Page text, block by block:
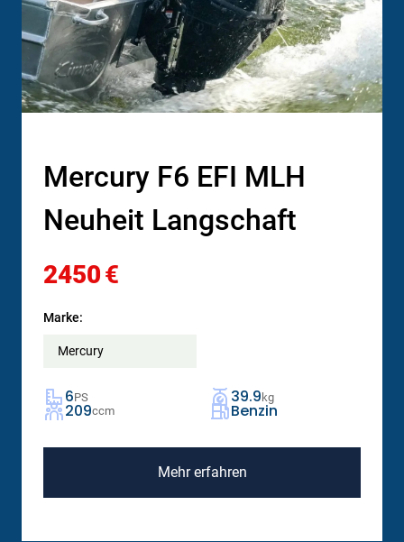
Mercury F6 EFI MLH
Neuheit Langschaft
2450€
Marke:
Mercury
6PS 39.9 kg
209ccm Benzin
Mehr erfahren